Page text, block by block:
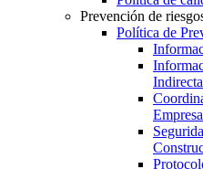
Prevención de
Política de
Indirecta